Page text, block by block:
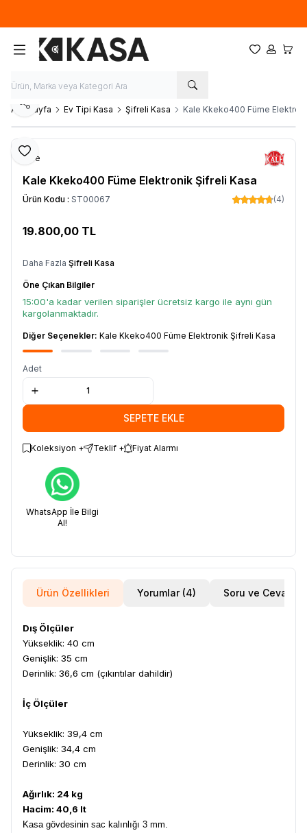
Favorilerim
Hesabım
Ana Sayfa Ev Tipi Kasa Şifreli Kasa Kale Kkeko400 Füme
Favoriye Ekle
Paylaş
Kale
Kale Kkeko400 Füme Elektronik Şifreli Kasa
Ürün Kodu : ST00067 (4)
19.800,00 TL
Daha Fazla Şifreli Kasa
Öne Çıkan Bilgiler
15:00'a kadar verilen siparişler ücretsiz kargo ile aynı gün
kargolanmaktadır.
Diğer Seçenekler: Kale Kkeko400 Füme Elektronik Şifreli Kasa
Adet
SEPETE EKLE
Koleksiyon + Teklif + Fiyat Alarmı
WhatsApp İle Bilgi
Al!
Ürün Özellikleri Yorumlar (4) Soru ve Cevap
Dış Ölçüler
Yükseklik: 40 cm
Genişlik: 35 cm
Derinlik: 36,6 cm (çıkıntılar dahildir)
İç Ölçüler
Yükseklik: 39,4 cm
Genişlik: 34,4 cm
Derinlik: 30 cm
Ağırlık: 24 kg
Hacim: 40,6 lt
Kasa gövdesinin sac kalınlığı 3 mm.